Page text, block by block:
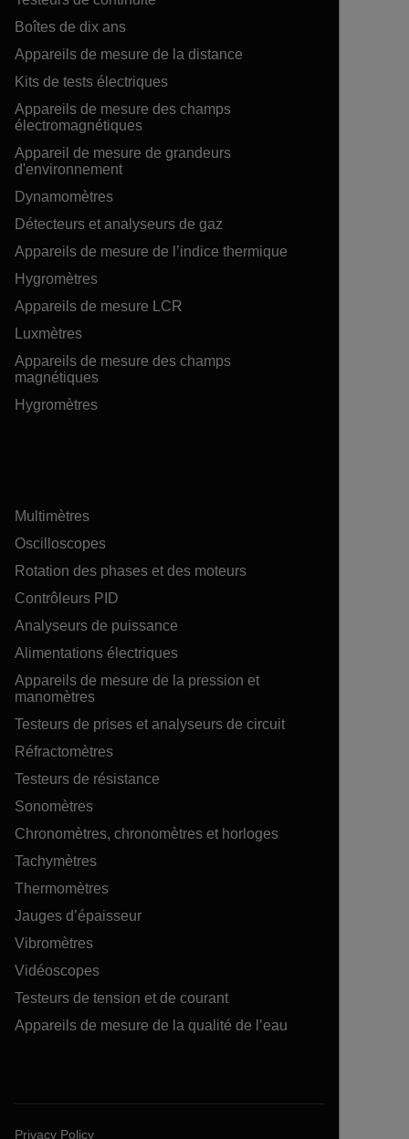
Boîtes de dix ans
Appareils de mesure de la distance
Kits de tests électriques
Appareils de mesure des champs
électromagnétiques
Appareil de mesure de grandeurs
d'environnement
Dynamomètres
Détecteurs et analyseurs de gaz
Appareils de mesure de l’indice thermique
Hygromètres
Appareils de mesure LCR
Luxmètres
Appareils de mesure des champs
magnétiques
Hygromètres
Multimètres
Oscilloscopes
Rotation des phases et des moteurs
Contrôleurs PID
Analyseurs de puissance
Alimentations électriques
Appareils de mesure de la pression et
manomètres
Testeurs de prises et analyseurs de circuit
Réfractomètres
Testeurs de résistance
Sonomètres
Chronomètres, chronomètres et horloges
Tachymètres
Thermomètres
Jauges d’épaisseur
Vibromètres
Vidéoscopes
Testeurs de tension et de courant
Appareils de mesure de la qualité de l’eau
Privacy Policy